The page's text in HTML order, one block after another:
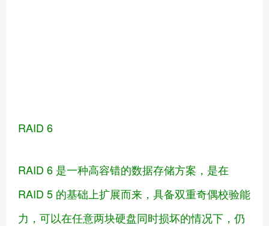
RAID 6
RAID 6 是一种高容错的数据存储方案，是在
RAID 5 的基础上扩展而来，具备双重奇偶校验能
力，可以在任意两块硬盘同时损坏的情况下，仍